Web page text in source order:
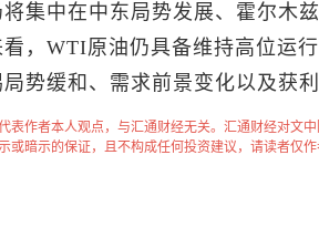
集中在中东局势发展、霍尔木
，WTI原油仍具备维持高位运
势缓和、需求前景变化以及获
表作者本人观点，与汇通财经无关。汇通财经对文
或暗示的保证，且不构成任何投资建议，请读者仅